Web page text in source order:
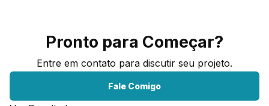
Pronto para Começar?
Entre em contato para discutir seu projeto.
Fale Comigo